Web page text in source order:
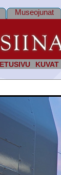
ETUSIVU KUVAT
Museojunat